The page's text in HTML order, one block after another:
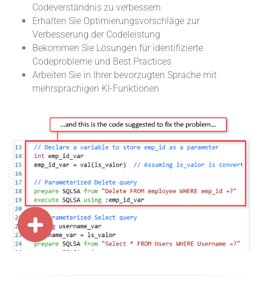
Codeverständnis zu verbessern
Erhalten Sie Optimierungsvorschläge zur
Verbesserung der Codeleistung
Bekommen Sie Lösungen für identifizierte
Codeprobleme und Best Practices
Arbeiten Sie in Ihrer bevorzugten Sprache mit
mehrsprachigen KI-Funktionen